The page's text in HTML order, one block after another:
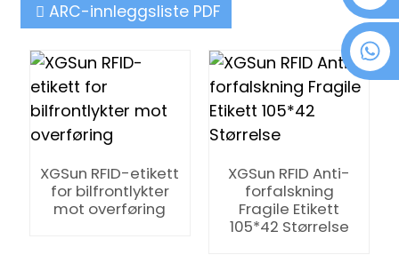
+86 18076372139
ARC-innleggsliste PDF
XGSun RFID-etikett
for bilfrontlykter
mot overføring
XGSun RFID Anti-
forfalskning
Fragile Etikett
105*42 Størrelse